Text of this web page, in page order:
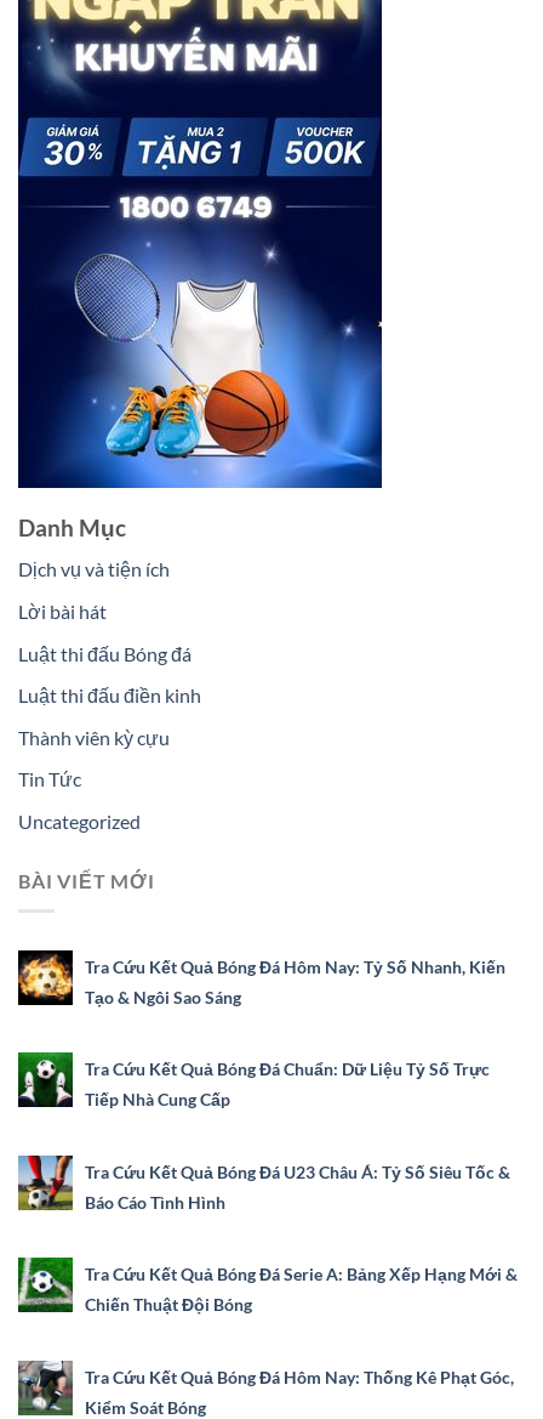
Danh Mục
Dịch vụ và tiện ích
Lời bài hát
Luật thi đấu Bóng đá
Luật thi đấu điền kinh
Thành viên kỳ cựu
Tin Tức
Uncategorized
BÀI VIẾT MỚI
Tra Cứu Kết Quả Bóng Đá Hôm Nay: Tỷ Số Nhanh, Kiến
Tạo & Ngôi Sao Sáng
Tra Cứu Kết Quả Bóng Đá Chuẩn: Dữ Liệu Tỷ Số Trực
Tiếp Nhà Cung Cấp
Tra Cứu Kết Quả Bóng Đá U23 Châu Á: Tỷ Số Siêu Tốc &
Báo Cáo Tình Hình
Tra Cứu Kết Quả Bóng Đá Serie A: Bảng Xếp Hạng Mới &
Chiến Thuật Đội Bóng
Tra Cứu Kết Quả Bóng Đá Hôm Nay: Thống Kê Phạt Góc,
Kiểm Soát Bóng